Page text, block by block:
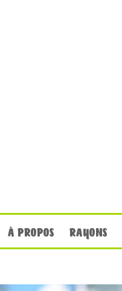
À PROPOS RAYONS